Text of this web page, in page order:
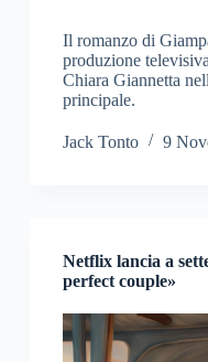
Il romanzo di
produzione
Chiara Giannetta
principale.
Jack Tonto 9
Netflix lancia a
perfect couple»